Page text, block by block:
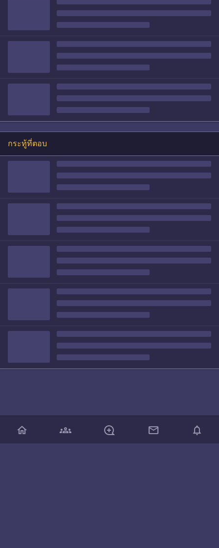
กระทู้ที่ตอบ